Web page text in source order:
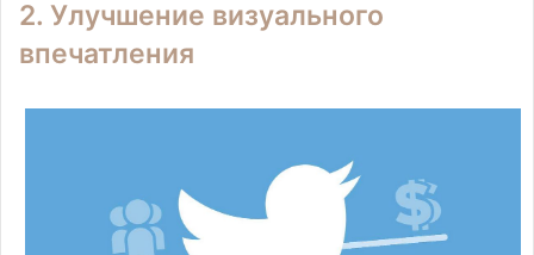
2. Улучшение визуального
впечатления